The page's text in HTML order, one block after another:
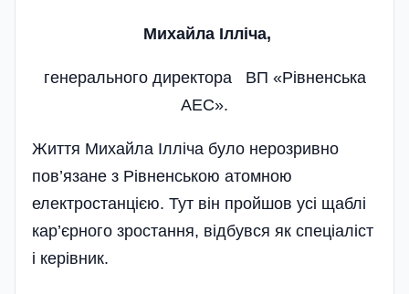
Михайла Ілліча,
генерального директора ВП «Рівненська
АЕС».
Життя Михайла Ілліча було нерозривно
пов’язане з Рівненською атомною
електростанцією. Тут він пройшов усі щаблі
кар’єрного зростання, відбувся як спеціаліст
і керівник.